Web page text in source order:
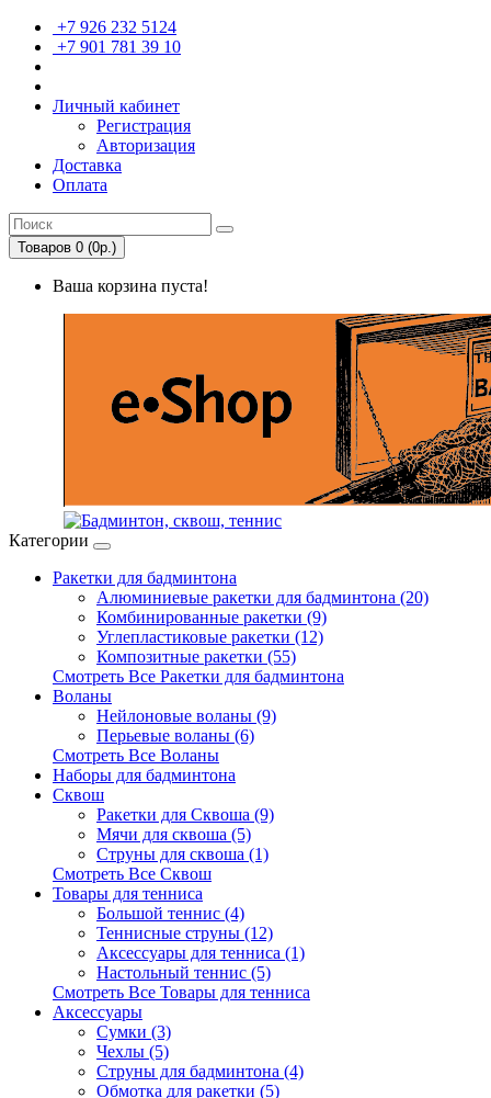
+7 926 232 5124
+7 901 781 39 10
Личный кабинет
Регистрация
Авторизация
Доставка
Оплата
Товаров 0 (0р.)
Ваша корзина пуста!
Категории
Ракетки для бадминтона
Алюминиевые ракетки для бадминтона (20)
Комбинированные ракетки (9)
Углепластиковые ракетки (12)
Композитные ракетки (55)
Смотреть Все Ракетки для бадминтона
Воланы
Нейлоновые воланы (9)
Перьевые воланы (6)
Смотреть Все Воланы
Наборы для бадминтона
Сквош
Ракетки для Сквоша (9)
Мячи для сквоша (5)
Cтруны для сквоша (1)
Смотреть Все Сквош
Товары для тенниса
Большой теннис (4)
Теннисные струны (12)
Аксессуары для тенниса (1)
Настольный теннис (5)
Смотреть Все Товары для тенниса
Аксессуары
Сумки (3)
Чехлы (5)
Струны для бадминтона (4)
Обмотка для ракетки (5)